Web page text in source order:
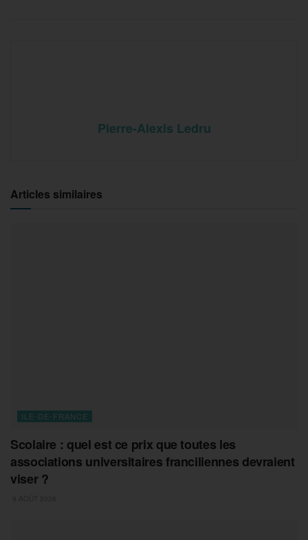
Pierre-Alexis Ledru
Articles similaires
ILE-DE-FRANCE
Scolaire : quel est ce prix que toutes les
associations universitaires franciliennes devraient
viser ?